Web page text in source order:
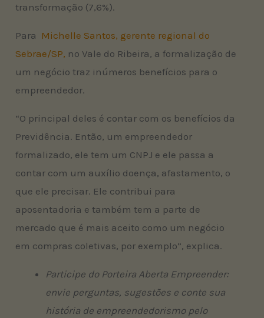
transformação (7,6%).
Para Michelle Santos, gerente regional do
Sebrae/SP, no Vale do Ribeira, a formalização de
um negócio traz inúmeros benefícios para o
empreendedor.
“O principal deles é contar com os benefícios da
Previdência. Então, um empreendedor
formalizado, ele tem um CNPJ e ele passa a
contar com um auxílio doença, afastamento, o
que ele precisar. Ele contribui para
aposentadoria e também tem a parte de
mercado que é mais aceito como um negócio
em compras coletivas, por exemplo”, explica.
Participe do Porteira Aberta Empreender:
envie perguntas, sugestões e conte sua
história de empreendedorismo pelo